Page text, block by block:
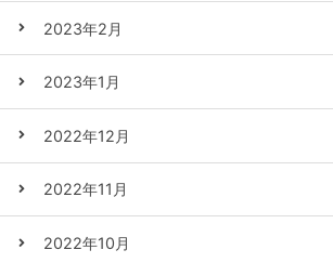
2023年2月
2023年1月
2022年12月
2022年11月
2022年10月